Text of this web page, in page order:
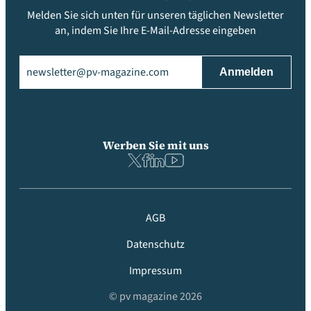
Melden Sie sich unten für unseren täglichen Newsletter
an, indem Sie Ihre E-Mail-Adresse eingeben
Werben Sie mit uns
AGB
Datenschutz
Impressum
© pv magazine 2026